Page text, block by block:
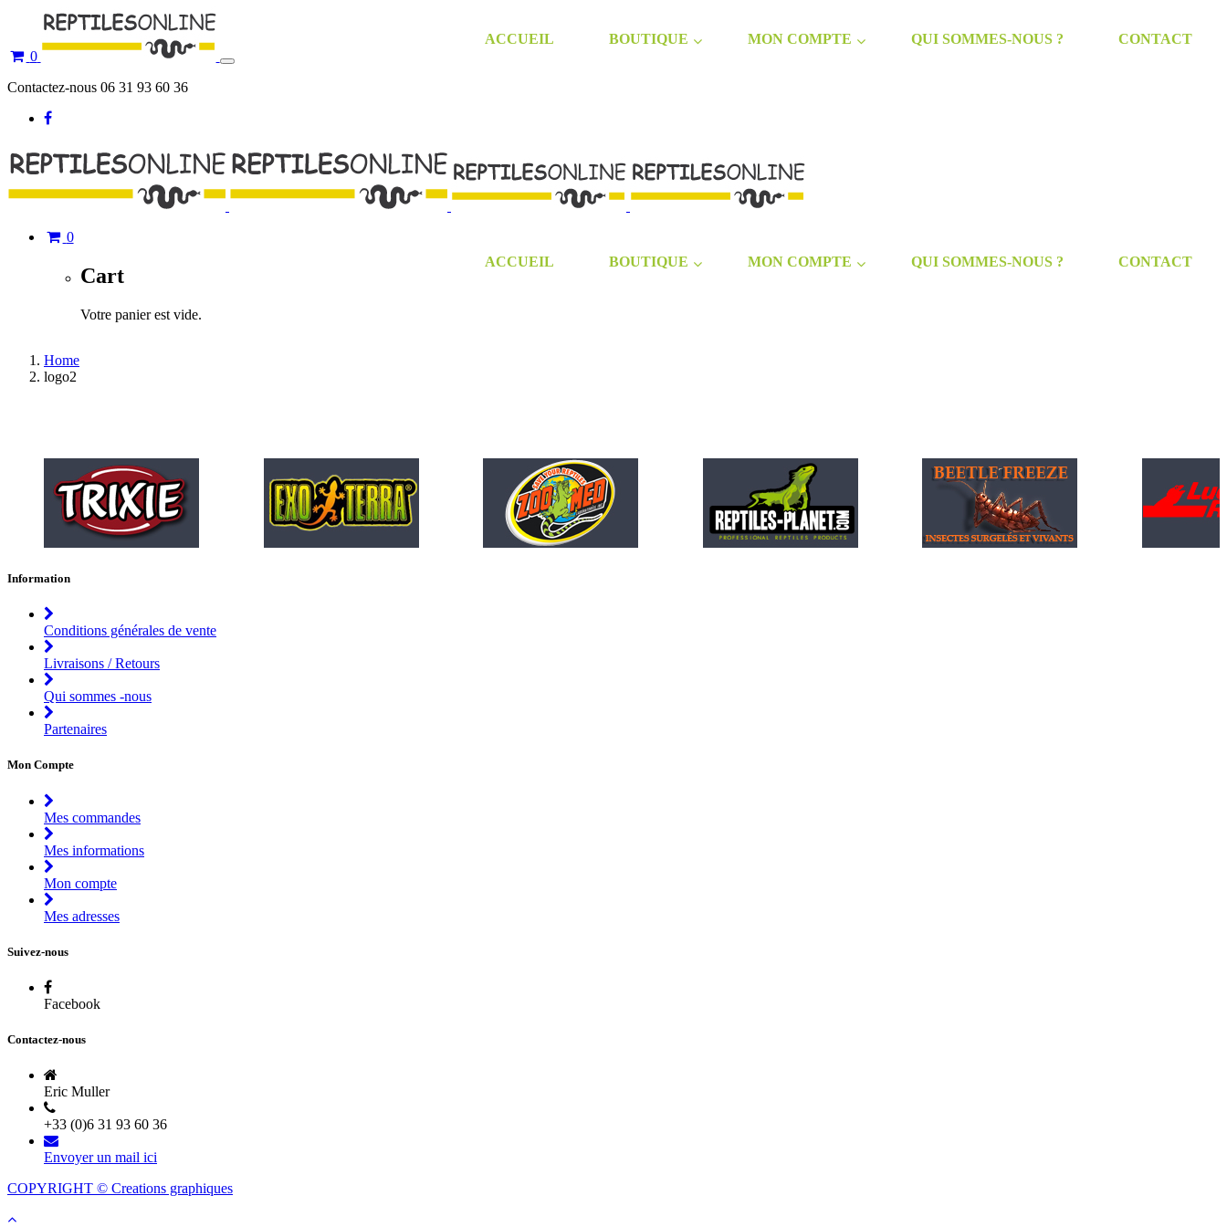
ACCUEIL BOUTIQUE MON COMPTE QUI SOMMES-NOUS ?
CONTACT
0
Toggle
Contactez-nous 06 31 93 60 36
ACCUEIL BOUTIQUE MON COMPTE QUI SOMMES-NOUS ? CONTACT
0
Cart
Votre panier est vide.
Home
logo2
Information
Conditions générales de vente
Livraisons / Retours
Qui sommes -nous
Partenaires
Mon Compte
Mes commandes
Mes informations
Mon compte
Mes adresses
Suivez-nous
Facebook
Contactez-nous
Eric Muller
+33 (0)6 31 93 60 36
Envoyer un mail ici
COPYRIGHT © Creations graphiques